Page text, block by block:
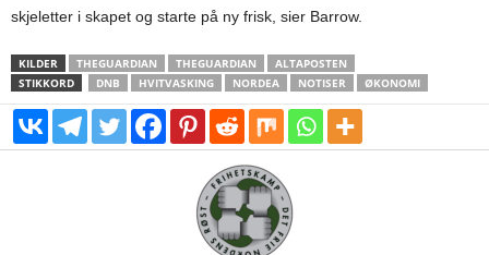
skjeletter i skapet og starte på ny frisk, sier Barrow.
KILDER THEGUARDIAN THEGUARDIAN
ALTAPOSTEN
STIKKORD
DNB HVITVASKING NORDEA NOTISER ØKONOMI